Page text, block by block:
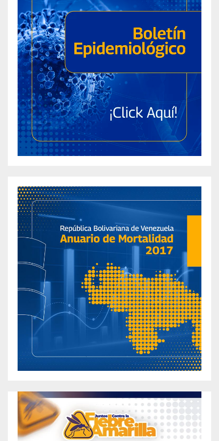
Homemade Solutions for College Students
Apple Cider Vinegar Shot Recipe for Weight
Loss: Top 3 Methods Recommended for
Diabetics
Are Bliss Max + Keto ACV Gummies the Secret
to Effective Weight Loss? A Comprehensive
Review
Exploring the Potential of CBD Gummies for
Weight Loss
The Impact of CBD Gummies on Weight Loss
Are Gummies Safe for Weight Loss? An In-
Truth About Prohealth Keto ACV Gummies!
Are Liberty Bites Keto ACV Gummies Legit?
The Complete Inside Scoop About These
Popular Apple Cider Vinegar Supplements
Are there Real Weight Loss Results with
Fitspresso Java Burn Coffee Loophole?
Effectively Shedding Pounds: Discover the Best
Weight Loss Gummies That Actually Work
Are They Legit? Uncovering the Best Keto
Gummies to Lose Weight
Ariana Grande 2024 Weight Loss Revelation: 5
Key Strategies Uncovered
Atomic Keto ACV Gummies Review – Is It The
Right Supplement For You?
Atomic Keto Gummies Reviewed: Discover the
Aubrey O’Day: Embracing Change And Body
Positivity Amid Weight Gain
Audi Crooks Weight Loss: A Journey Towards
Health and Fitness